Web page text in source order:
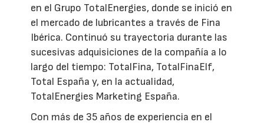
en el Grupo TotalEnergies, donde se inició en
el mercado de lubricantes a través de Fina
Ibérica. Continuó su trayectoria durante las
sucesivas adquisiciones de la compañía a lo
largo del tiempo: TotalFina, TotalFinaElf,
Total España y, en la actualidad,
TotalEnergies Marketing España.
Con más de 35 años de experiencia en el